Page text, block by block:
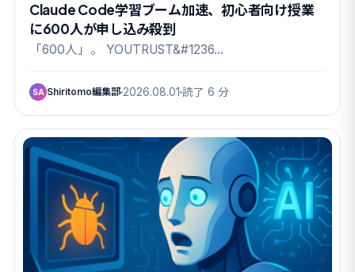
Claude Code学習ブーム加速、初心者向け授業
に600人が申し込み殺到
「600人」。 YOUTRUST&#1236…
SA Shiritomo編集部 2026.08.01 読了 6 分